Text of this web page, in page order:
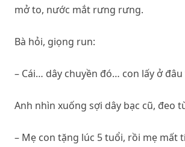
mở to, nước mắt rưng rưng.
Bà hỏi, giọng run:
– Cái… dây chuyền đó… con lấy ở đâu
Anh nhìn xuống sợi dây bạc cũ, đeo
– Mẹ con tặng lúc 5 tuổi, rồi mẹ mất